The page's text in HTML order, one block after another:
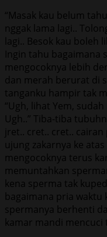
“Masak kau belum
nggak lama lagi..
lagi.. Besok kau boleh
Ingin tahu bagaimana
mengocoknya lebih
dan merah berurat di
tanganku hampir tak
“Ugh, lihat Yem,
Ugh..” Tiba-tiba
jret.. cret.. cret..
ujung zakarnya ke
mengocoknya terus
memuntahkan
kena sperma tak
bagaimana pria waktu
spermanya berhenti
kamar mandi mencuci